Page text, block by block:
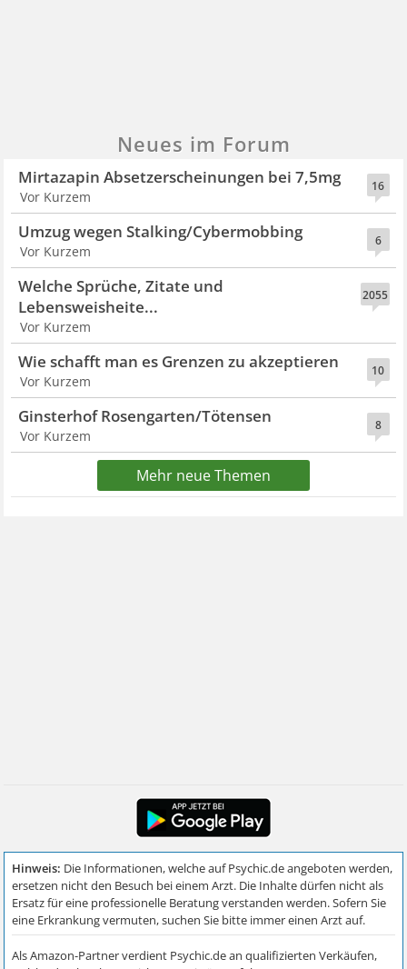
Neues im Forum
16
Mirtazapin Absetzerscheinungen bei 7,5mg
Vor Kurzem
6
Umzug wegen Stalking/Cybermobbing
Vor Kurzem
2055
Welche Sprüche, Zitate und
Lebensweisheite...
Vor Kurzem
10
Wie schafft man es Grenzen zu akzeptieren
Vor Kurzem
8
Ginsterhof Rosengarten/Tötensen
Vor Kurzem
Mehr neue Themen